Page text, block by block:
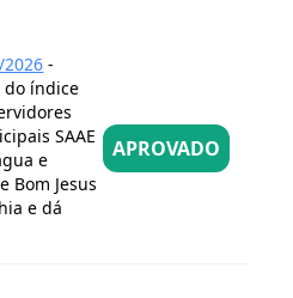
2026 -
do índice
SAAE
e
Bom Jesus
e dá
APROVADO